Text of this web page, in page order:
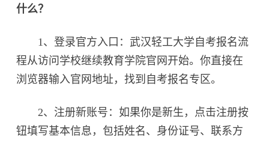
什么？
1、登录官方入口：武汉轻工大学自考报名流
程从访问学校继续教育学院官网开始。你直接在
浏览器输入官网地址，找到自考报名专区。
2、注册新账号：如果你是新生，点击注册按
钮填写基本信息，包括姓名、身份证号、联系方